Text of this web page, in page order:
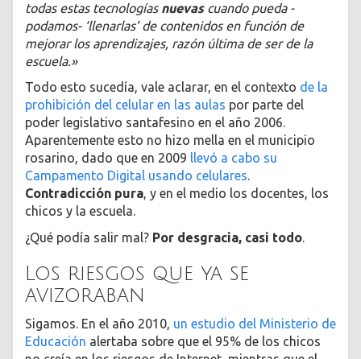
todas estas tecnologías nuevascuando pueda -
podamos- ‘llenarlas’ de contenidos en función de
mejorar los aprendizajes, razón última de ser de la
escuela.»
Todo esto sucedía, vale aclarar, en el contexto de la
prohibición del celular en las aulas por parte del
poder legislativo santafesino en el año 2006.
Aparentemente esto no hizo mella en el municipio
rosarino, dado que en 2009 llevó a cabo su
Campamento Digital usando celulares.
Contradicción pura, y en el medio los docentes, los
chicos y la escuela.
¿Qué podía salir mal? Por desgracia, casi todo
Los riesgos que ya se
avizoraban
Sigamos. En el año 2010, un estudio del Ministerio de
Educación alertaba sobre que el 95% de los chicos